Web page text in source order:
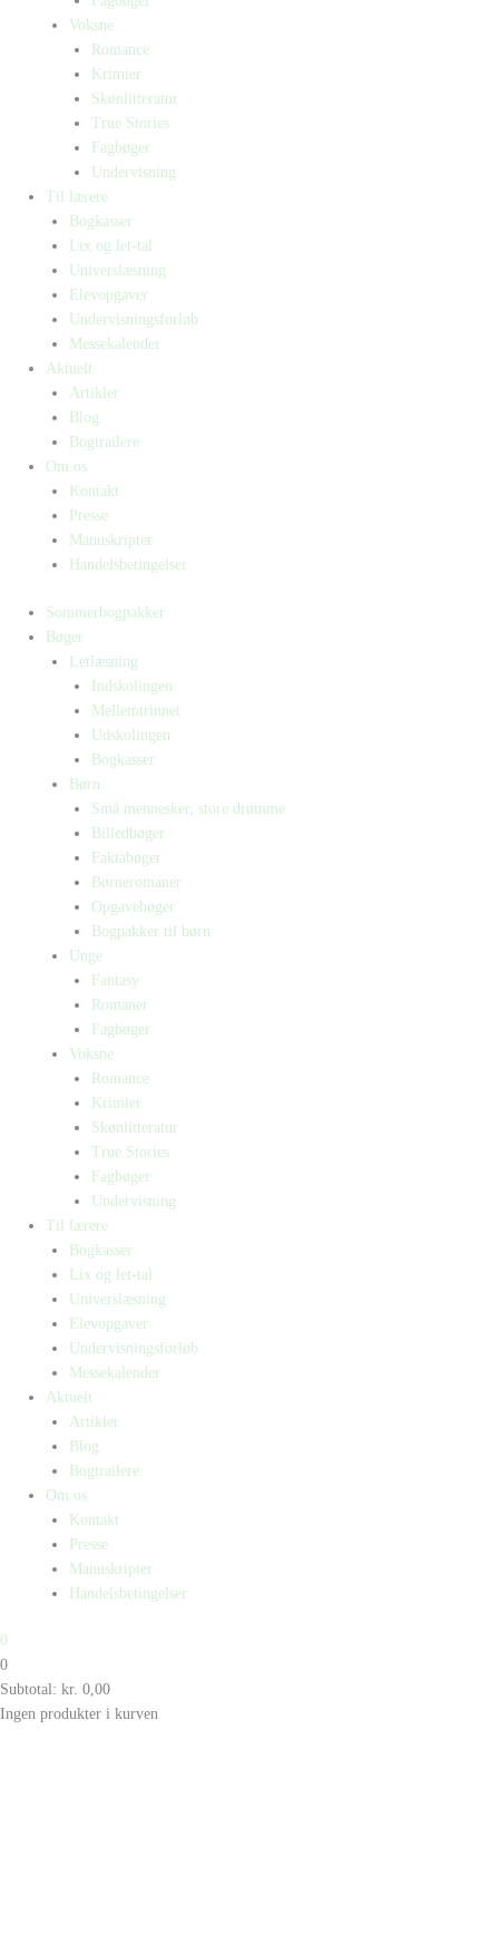
Voksne
Romance
Krimier
Skønlitteratur
True Stories
Fagbøger
Undervisning
Til lærere
Bogkasser
Lix og let-tal
Universlæsning
Elevopgaver
Undervisningsforløb
Messekalender
Aktuelt
Artikler
Blog
Bogtrailere
Om os
Kontakt
Presse
Manuskripter
Handelsbetingelser
Sommerbogpakker
Bøger
Letlæsning
Indskolingen
Mellemtrinnet
Udskolingen
Bogkasser
Børn
Små mennesker, store drømme
Billedbøger
Faktabøger
Børneromaner
Opgavebøger
Bogpakker til børn
Unge
Fantasy
Romaner
Fagbøger
Voksne
Romance
Krimier
Skønlitteratur
True Stories
Fagbøger
Undervisning
Til lærere
Bogkasser
Lix og let-tal
Universlæsning
Elevopgaver
Undervisningsforløb
Messekalender
Aktuelt
Artikler
Blog
Bogtrailere
Om os
Kontakt
Presse
Manuskripter
Handelsbetingelser
0
0
Subtotal: kr. 0,00
Ingen produkter i kurven